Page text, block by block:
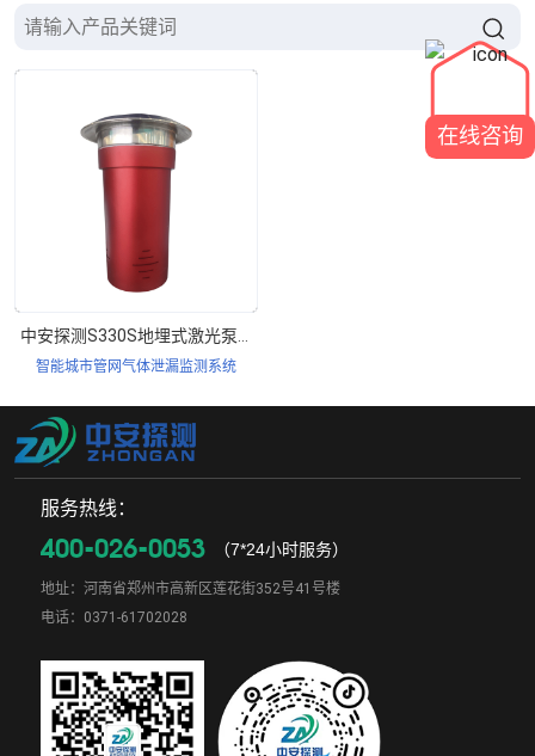
智能城市管网气体泄漏监测系统
服务热线：
400-026-0053 （7*24小时服务）
地址：河南省郑州市高新区莲花街352号41号楼
电话：0371-61702028
在线咨询